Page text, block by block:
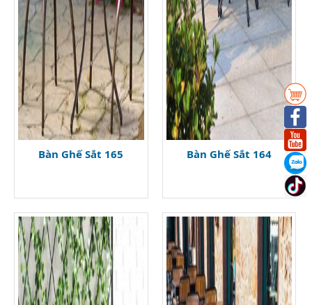
Bàn Ghế Sắt 165 Bàn Ghế Sắt 164